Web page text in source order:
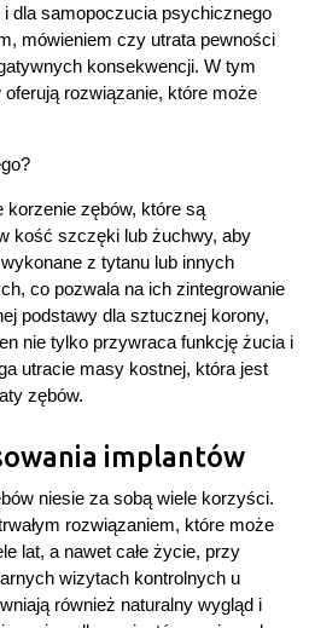
dla samopoczucia psychicznego
mówieniem czy utrata pewności
konsekwencji. W tym
rozwiązanie, które może
korzenie zębów, które są
kość szczęki lub żuchwy, aby
z tytanu lub innych
co pozwala na ich zintegrowanie
podstawy dla sztucznej korony,
nie tylko przywraca funkcję żucia i
utracie masy kostnej, która jest
zębów.
implantów
niesie za sobą wiele korzyści.
rozwiązaniem, które może
lat, a nawet całe życie, przy
wizytach kontrolnych u
również naturalny wygląd i